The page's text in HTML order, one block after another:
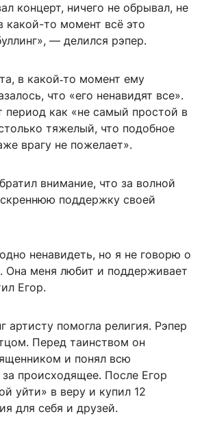
концерт, ничего не обрывал, не
какой-то момент всё это
— делился рэпер.
в какой‑то момент ему
что «его ненавидят все».
период как «не самый простой в
тяжелый, что подобное
врагу не пожелает».
внимание, что за волной
поддержку своей
ненавидеть, но я не говорю о
Она меня любит и поддерживает
Егор.
артисту помогла религия. Рэпер
Перед таинством он
и понял всю
за происходящее. После Егор
уйти» в веру и купил 12
для себя и друзей.